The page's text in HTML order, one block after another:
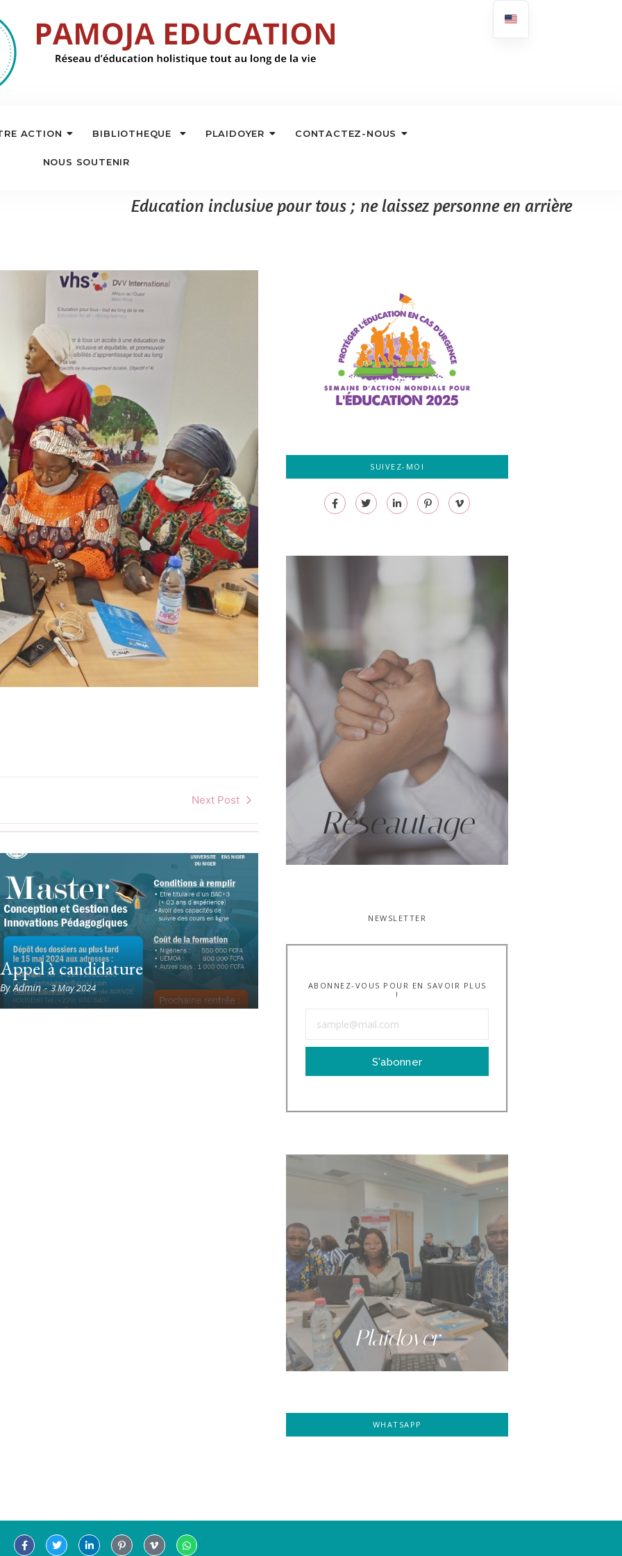
ACTION BIBLIOTHEQUE PLAIDOYER CONTACTEZ-NOUS
NOUS SOUTENIR
Education inclusive pour tous ; ne laissez personne en arrière
Next Post
Appel à candidature
By Admin - 3 May 2024
Une cérémonie d’ouverture sous le
signe de la coopération régionale
By Admin - 2 July 2026
SUIVEZ-MOI
Réseautage
NEWSLETTER
ABONNEZ-VOUS POUR EN SAVOIR PLUS
!
S'abonner
Plaidoyer
WHATSAPP